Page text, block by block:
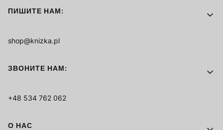
ПИШИТЕ НАМ:
shop@knizka.pl
ЗВОНИТЕ НАМ:
+48 534 762 062
О НАС